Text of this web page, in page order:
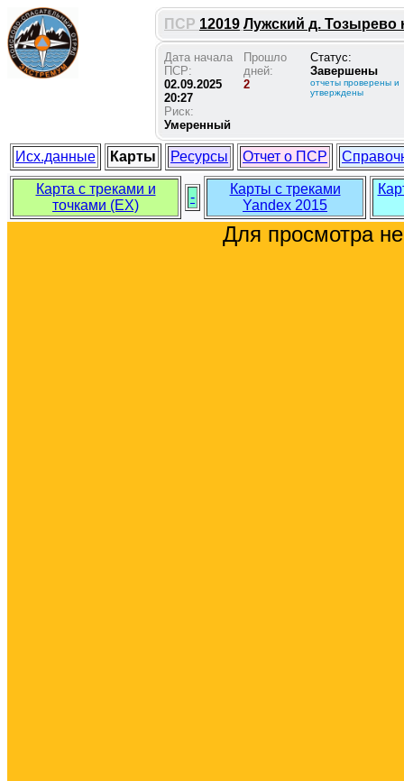
ПСР 12019 Лужский д. Тозырево
Дата начала
ПСР:
02.09.2025
20:27
Риск:
Умеренный
Прошло
дней:
2
Статус:
Завершены
отчеты проверены и
утверждены
Исх.данные Карты Ресурсы Отчет о ПСР
Карта с треками и
точками (EX)
-
Карты с треками
Yandex 2015
Для просмотра